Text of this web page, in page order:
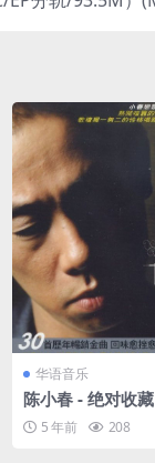
华语音乐
陈小春 - 绝对收
C/分轨/830M）
5 年前 208